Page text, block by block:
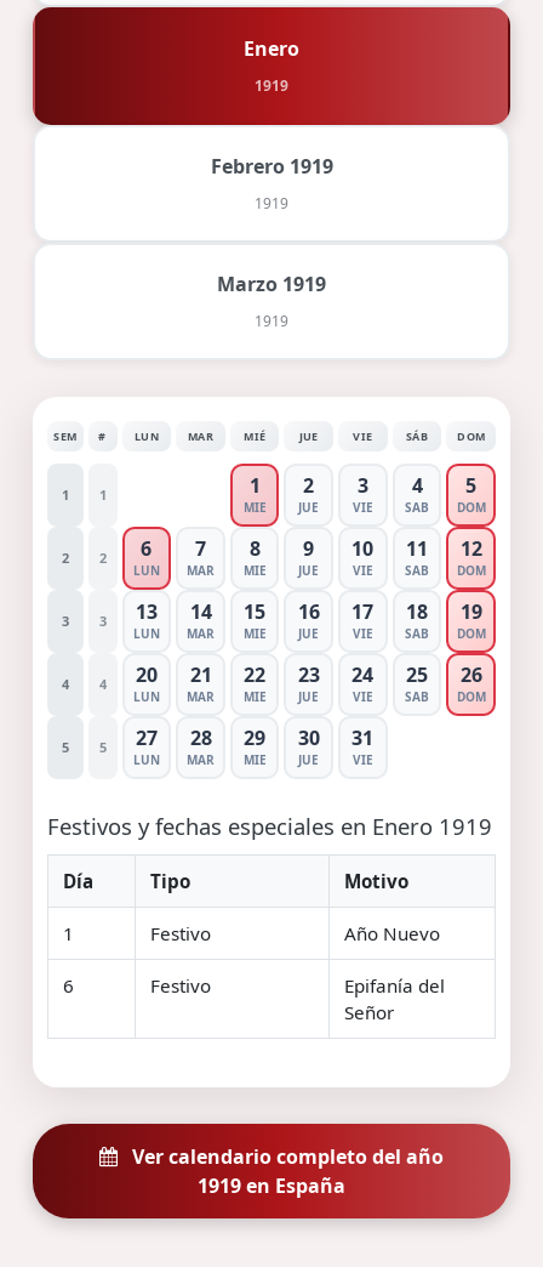
Enero
1919
Febrero 1919
1919
Marzo 1919
1919
SEM # LUN MAR MIÉ JUE VIE SÁB DOM
1 1 1
MIE
2
JUE
3
VIE
4
SAB
5
DOM
2 2 6
LUN
7
MAR
8
MIE
9
JUE
10
VIE
11
SAB
12
DOM
3 3 13
LUN
14
MAR
15
MIE
16
JUE
17
VIE
18
SAB
19
DOM
4 4 20
LUN
21
MAR
22
MIE
23
JUE
24
VIE
25
SAB
26
DOM
5 5 27
LUN
28
MAR
29
MIE
30
JUE
31
VIE
Festivos y fechas especiales en Enero 1919
Día Tipo Motivo
1 Festivo Año Nuevo
6 Festivo
Epifanía del
Señor
Ver calendario completo del año
1919 en España